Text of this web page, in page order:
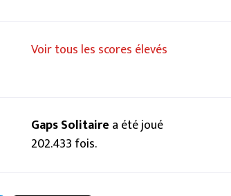
Voir tous les scores élevés
Gaps Solitaire a été joué
202.433 fois.